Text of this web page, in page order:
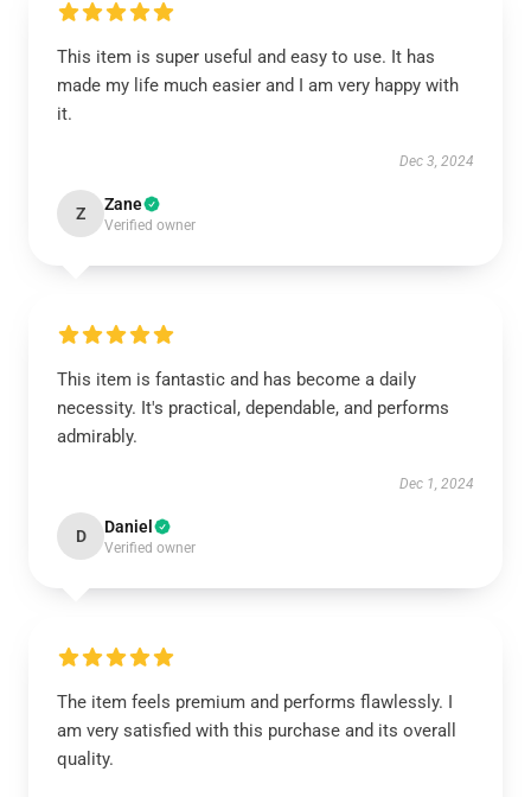
This item is super useful and easy to use. It has
made my life much easier and I am very happy with
it.
Dec 3, 2024
Z Zane
Verified owner
This item is fantastic and has become a daily
necessity. It's practical, dependable, and performs
admirably.
Dec 1, 2024
D Daniel
Verified owner
The item feels premium and performs flawlessly. I
am very satisfied with this purchase and its overall
quality.